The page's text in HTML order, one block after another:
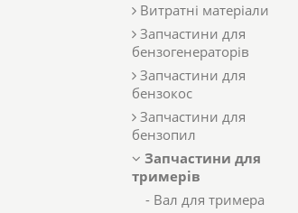
Витратні матеріали
Запчастини для
бензогенераторів
Запчастини для
бензокос
Запчастини для
бензопил
Запчастини для
тримерів
- Вал для тримера